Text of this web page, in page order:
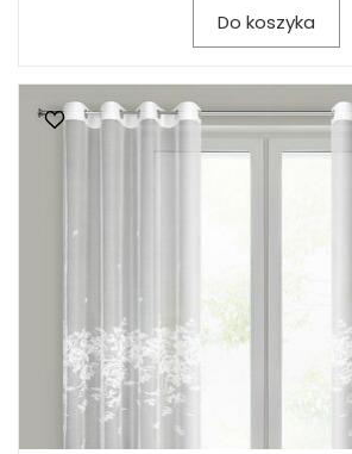
Do koszyka